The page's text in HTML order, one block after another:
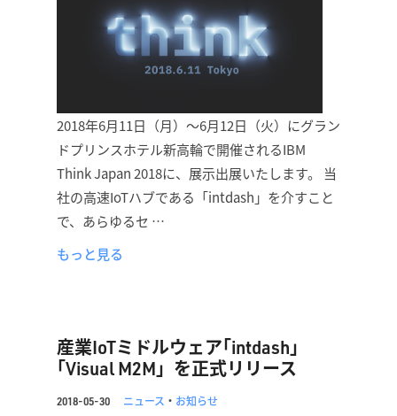
2018年6月11日（月）〜6月12日（火）にグラン
ドプリンスホテル新高輪で開催されるIBM
Think Japan 2018に、展示出展いたします。 当
社の高速IoTハブである「intdash」を介すこと
で、あらゆるセ …
もっと見る
産業IoTミドルウェア｢intdash」
｢Visual M2M」を正式リリース
2018-05-30 ニュース ・ お知らせ